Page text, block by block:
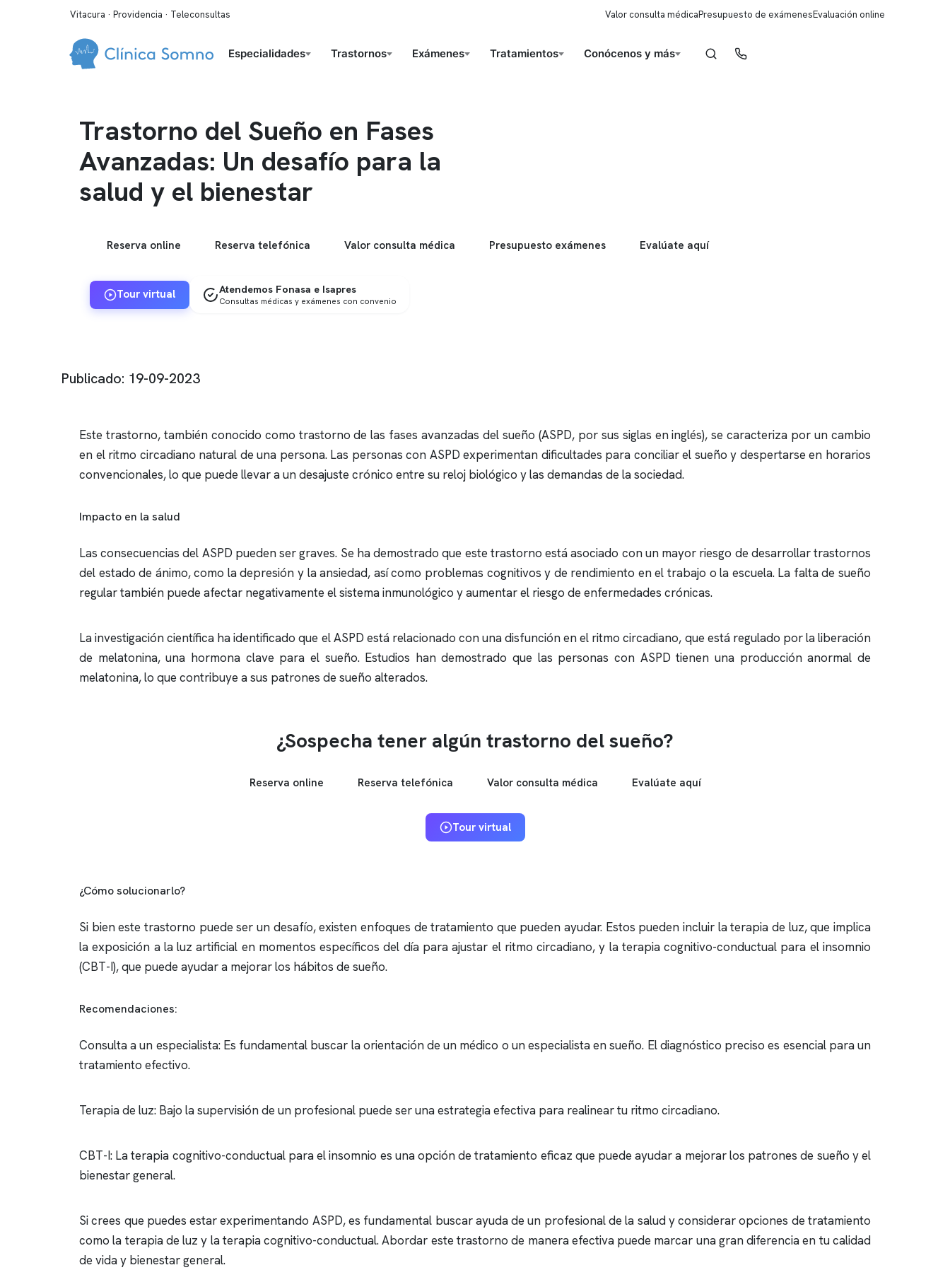
Vitacura · Providencia · Teleconsultas Valor consulta médicaPresupuesto de exámenesEvaluación online
Especialidades Trastornos Exámenes Tratamientos Conócenos y más
Trastorno del Sueño en Fases
Avanzadas: Un desafío para la
salud y el bienestar
Reserva online Reserva telefónica Valor consulta médica Presupuesto exámenes Evalúate aquí
Tour virtual Atendemos Fonasa e Isapres
Consultas médicas y exámenes con convenio
Publicado: 19-09-2023
Este trastorno, también conocido como trastorno de las fases avanzadas del sueño (ASPD, por sus siglas en inglés), se caracteriza por un cambio
en el ritmo circadiano natural de una persona. Las personas con ASPD experimentan dificultades para conciliar el sueño y despertarse en horarios
convencionales, lo que puede llevar a un desajuste crónico entre su reloj biológico y las demandas de la sociedad.
Impacto en la salud
Las consecuencias del ASPD pueden ser graves. Se ha demostrado que este trastorno está asociado con un mayor riesgo de desarrollar trastornos
del estado de ánimo, como la depresión y la ansiedad, así como problemas cognitivos y de rendimiento en el trabajo o la escuela. La falta de sueño
regular también puede afectar negativamente el sistema inmunológico y aumentar el riesgo de enfermedades crónicas.
La investigación científica ha identificado que el ASPD está relacionado con una disfunción en el ritmo circadiano, que está regulado por la liberación
de melatonina, una hormona clave para el sueño. Estudios han demostrado que las personas con ASPD tienen una producción anormal de
melatonina, lo que contribuye a sus patrones de sueño alterados.
¿Sospecha tener algún trastorno del sueño?
Reserva online Reserva telefónica Valor consulta médica Evalúate aquí
Tour virtual
¿Cómo solucionarlo?
Si bien este trastorno puede ser un desafío, existen enfoques de tratamiento que pueden ayudar. Estos pueden incluir la terapia de luz, que implica
la exposición a la luz artificial en momentos específicos del día para ajustar el ritmo circadiano, y la terapia cognitivo-conductual para el insomnio
(CBT-I), que puede ayudar a mejorar los hábitos de sueño.
Recomendaciones:
Consulta a un especialista: Es fundamental buscar la orientación de un médico o un especialista en sueño. El diagnóstico preciso es esencial para un
tratamiento efectivo.
Terapia de luz: Bajo la supervisión de un profesional puede ser una estrategia efectiva para realinear tu ritmo circadiano.
CBT-I: La terapia cognitivo-conductual para elinsomnio es una opción de tratamiento eficaz que puede ayudar a mejorar los patrones de sueño y el
bienestar general.
Si crees que puedes estar experimentando ASPD, es fundamental buscar ayuda de un profesional de la salud y considerar opciones de tratamiento
como la terapia de luz y la terapia cognitivo-conductual. Abordar este trastorno de manera efectiva puede marcar una gran diferencia en tu calidad
de vida y bienestar general.